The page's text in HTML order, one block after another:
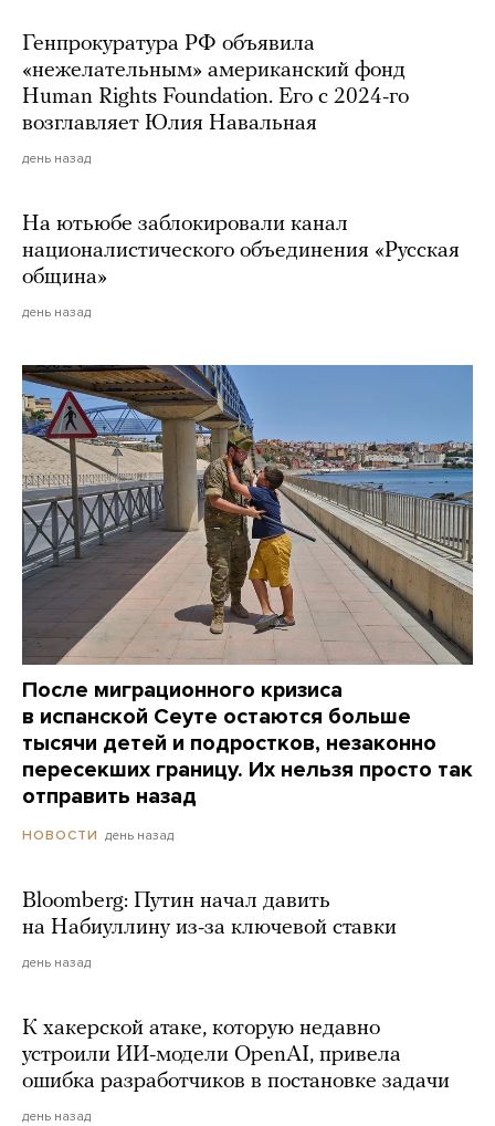
Генпрокуратура РФ объявила
«нежелательным» американский фонд
Human Rights Foundation. Его с 2024-го
возглавляет Юлия Навальная
день назад
На ютьюбе заблокировали канал
националистического объединения «Русская
община»
день назад
После миграционного кризиса
в испанской Сеуте остаются больше
тысячи детей и подростков, незаконно
пересекших границу. Их нельзя просто так
отправить назад
НОВОСТИ день назад
Bloomberg: Путин начал давить
на Набиуллину из-за ключевой ставки
день назад
К хакерской атаке, которую недавно
устроили ИИ-модели OpenAI, привела
ошибка разработчиков в постановке задачи
день назад